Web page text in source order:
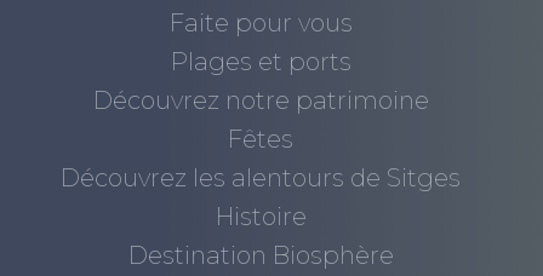
Faite pour vous
Plages et ports
Découvrez notre patrimoine
Fêtes
Découvrez les alentours de Sitges
Histoire
Destination Biosphère